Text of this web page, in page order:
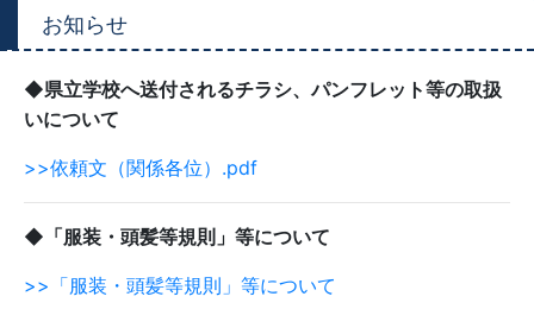
お知らせ
◆県立学校へ送付されるチラシ、パンフレット等の取扱
いについて
>>依頼文（関係各位）.pdf
◆「服装・頭髪等規則」等について
>>「服装・頭髪等規則」等について